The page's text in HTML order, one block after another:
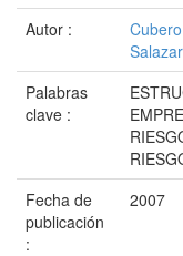
Autor :
Palabras
clave :
Fecha de
publicación
:
2007